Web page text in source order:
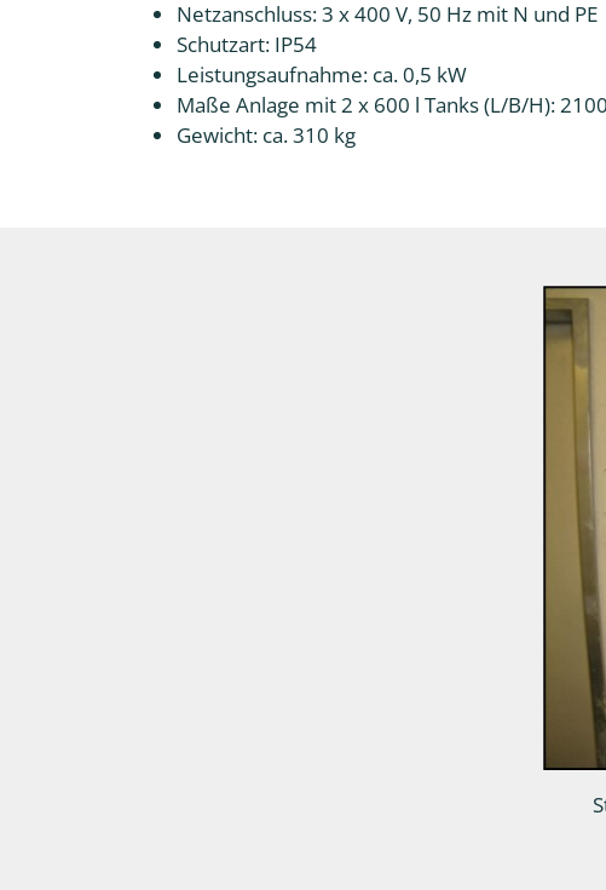
Netzanschluss: 3 x 400 V, 50 Hz mit N und PE
Schutzart: IP54
Leistungsaufnahme: ca. 0,5 kW
Maße Anlage mit 2 x 600 l Tanks (L/B/H):
Gewicht: ca. 310 kg